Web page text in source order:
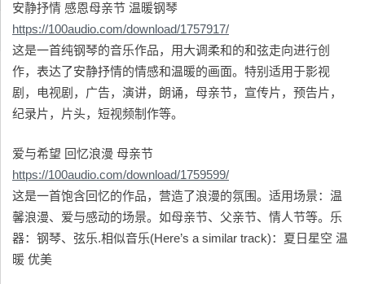
安静抒情 感恩母亲节 温暖钢琴
https://100audio.com/download/1757917/
这是一首纯钢琴的音乐作品，用大调柔和的和弦走向进行创
作，表达了安静抒情的情感和温暖的画面。特别适用于影视
剧，电视剧，广告，演讲，朗诵，母亲节，宣传片，预告片，
纪录片，片头，短视频制作等。
爱与希望 回忆浪漫 母亲节
https://100audio.com/download/1759599/
这是一首饱含回忆的作品，营造了浪漫的氛围。适用场景：温
馨浪漫、爱与感动的场景。如母亲节、父亲节、情人节等。乐
器：钢琴、弦乐.相似音乐(Here’s a similar track)：夏日星空 温
暖 优美